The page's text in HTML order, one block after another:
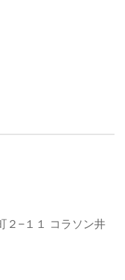
２−１１ コラソン井